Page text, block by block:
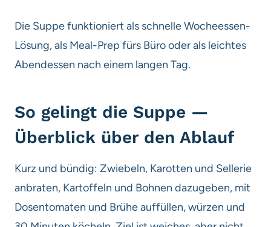
Die Suppe funktioniert als schnelle Wocheessen-
Lösung, als Meal-Prep fürs Büro oder als leichtes
Abendessen nach einem langen Tag.
So gelingt die Suppe —
Überblick über den Ablauf
Kurz und bündig: Zwiebeln, Karotten und Sellerie
anbraten, Kartoffeln und Bohnen dazugeben, mit
Dosentomaten und Brühe auffüllen, würzen und